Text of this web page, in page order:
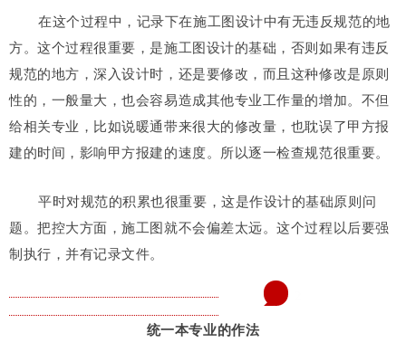
在这个过程中，记录下在施工图设计中有无违反规范的地
方。这个过程很重要，是施工图设计的基础，否则如果有违反
规范的地方，深入设计时，还是要修改，而且这种修改是原则
性的，一般量大，也会容易造成其他专业工作量的增加。不但
给相关专业，比如说暖通带来很大的修改量，也耽误了甲方报
建的时间，影响甲方报建的速度。所以逐一检查规范很重要。
平时对规范的积累也很重要，这是作设计的基础原则问
题。把控大方面，施工图就不会偏差太远。这个过程以后要强
制执行，并有记录文件。
统一本专业的作法